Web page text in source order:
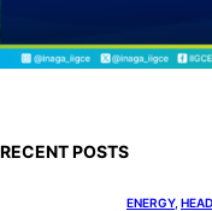
RECENT POSTS
ENERGY,